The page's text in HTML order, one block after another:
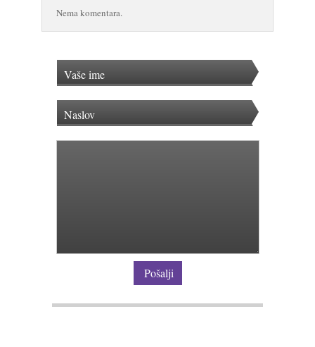
Nema komentara.
Pošalji